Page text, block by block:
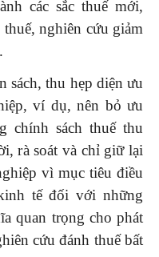
các sắc thuế mới,
nghiên cứu giảm
sách, thu hẹp diện ưu
ví dụ, nên bỏ ưu
chính sách thuế thu
rà soát và chỉ giữ lại
vì mục tiêu điều
tế đối với những
quan trọng cho phát
cứu đánh thuế bất